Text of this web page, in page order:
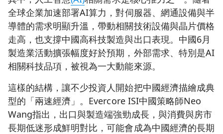
全球企業加速部署AI算力，對伺服器、網通設備與半
導體的需求明顯升溫，帶動相關技術設備與晶片價格
走高，也支撐中國高科技製造與出口表現。中國6月
製造業活動擴張幅度好於預期，外部需求、特別是AI
相關科技品項，被視為一大動能來源。
這樣的結構，讓不少投資人開始把中國經濟描繪成典
型的「兩速經濟」。Evercore ISI中國策略師Neo
Wang指出，出口與製造端強勁成長，與消費與房市
長期低迷形成鮮明對比，可能會成為中國經濟的長期